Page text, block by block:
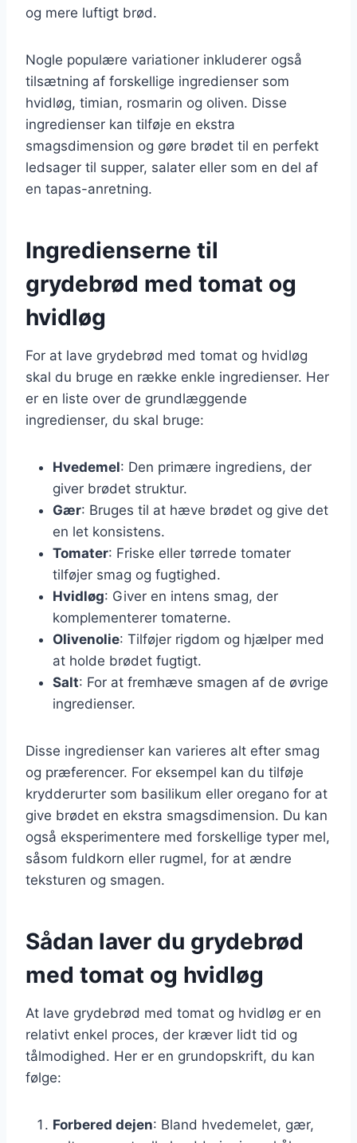
og mere luftigt brød.
Nogle populære variationer inkluderer også
tilsætning af forskellige ingredienser som
hvidløg, timian, rosmarin og oliven. Disse
ingredienser kan tilføje en ekstra
smagsdimension og gøre brødet til en perfekt
ledsager til supper, salater eller som en del af
en tapas-anretning.
Ingredienserne til
grydebrød med tomat og
hvidløg
For at lave grydebrød med tomat og hvidløg
skal du bruge en række enkle ingredienser. Her
er en liste over de grundlæggende
ingredienser, du skal bruge:
Hvedemel: Den primære ingrediens, der
giver brødet struktur.
Gær: Bruges til at hæve brødet og give det
en let konsistens.
Tomater: Friske eller tørrede tomater
tilføjer smag og fugtighed.
Hvidløg: Giver en intens smag, der
komplementerer tomaterne.
Olivenolie: Tilføjer rigdom og hjælper med
at holde brødet fugtigt.
Salt: For at fremhæve smagen af de øvrige
ingredienser.
Disse ingredienser kan varieres alt efter smag
og præferencer. For eksempel kan du tilføje
krydderurter som basilikum eller oregano for at
give brødet en ekstra smagsdimension. Du kan
også eksperimentere med forskellige typer mel,
såsom fuldkorn eller rugmel, for at ændre
teksturen og smagen.
Sådan laver du grydebrød
med tomat og hvidløg
At lave grydebrød med tomat og hvidløg er en
relativt enkel proces, der kræver lidt tid og
tålmodighed. Her er en grundopskrift, du kan
følge:
Forbered dejen: Bland hvedemelet, gær,